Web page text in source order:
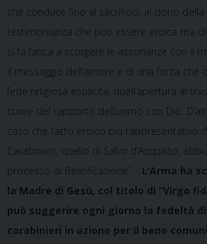
che conduce fino al sacrificio, al dono
testimonianza che può essere eroica ma di
si fa fatica a scorgere le assonanze con il
il messaggio dell’amore e di una forza
fede religiosa esplicita, quell’apertura al
cuore del rapporto dell’uomo con Dio.
caso che l’atto eroico più rappresentativo
Carabinieri, quello di Salvo d’Acquisto,
processo di Beatificazione”. L’Arma ha
la Madre di Gesù, col titolo di “Virgo
può suggerire ogni giorno la fedeltà
carabinieri in azione per il bene